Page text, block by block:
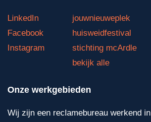
LinkedIn
Facebook
Instagram
jouwnieuweplek
huisweidfestival
stichting mcArdle
bekijk alle
Onze werkgebieden
Wij zijn een reclamebureau werkend in